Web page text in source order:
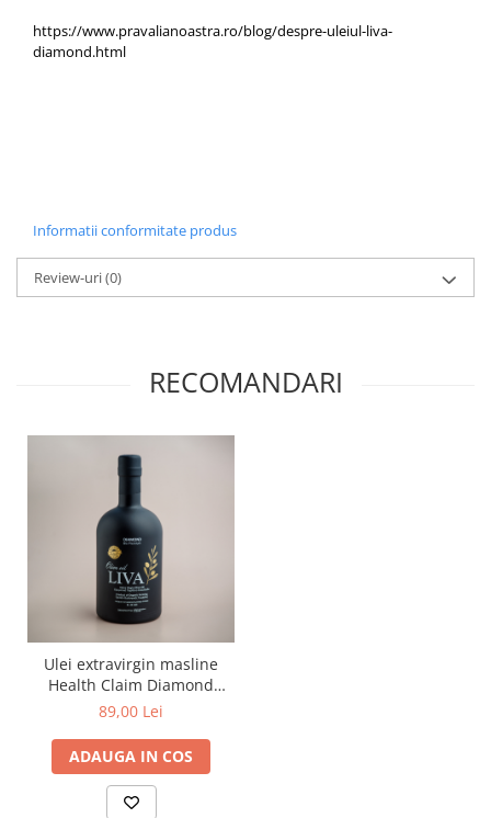
https://www.pravalianoastra.ro/blog/despre-uleiul-liva-
diamond.html
Informatii conformitate produs
Review-uri(0)
RECOMANDARI
Ulei extravirgin masline
Health Claim Diamond
250ml ECO
89,00 Lei
ADAUGA IN COS